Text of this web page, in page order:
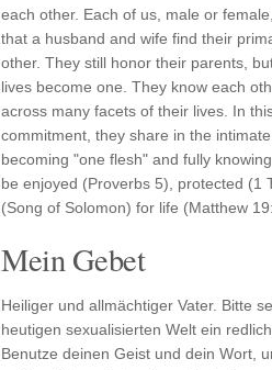
each other. Each of us, male or
that a husband and wife find their
other. They still honor their parents,
lives become one. They know each
across many facets of their lives. In
commitment, they share in the
becoming "one flesh" and fully
be enjoyed (Proverbs 5), protected (1
(Song of Solomon) for life (Matthew
Mein Gebet
Heiliger und allmächtiger Vater. Bitte
heutigen sexualisierten Welt ein
Benutze deinen Geist und dein Wort,